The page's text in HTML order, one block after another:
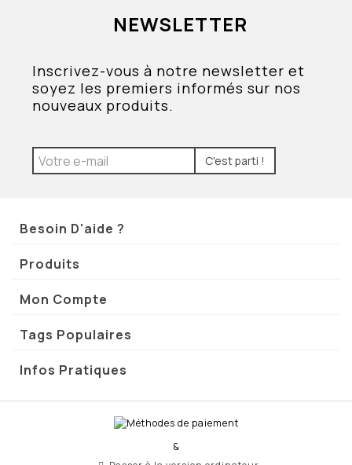
NEWSLETTER
Inscrivez-vous à notre newsletter et
soyez les premiers informés sur nos
nouveaux produits.
C'est parti !
Besoin D'aide ?
Produits
Mon Compte
Tags Populaires
Infos Pratiques
&